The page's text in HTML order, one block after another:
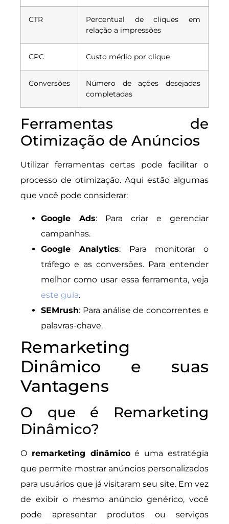
CTR
Percentual de cliques em
relação a impressões
CPC Custo médio por clique
Conversões
Número de ações desejadas
completadas
Ferramentas de
Otimização de Anúncios
Utilizar ferramentas certas pode facilitar o
processo de otimização. Aqui estão algumas
que você pode considerar:
Google Ads: Para criar e gerenciar
campanhas.
Google Analytics: Para monitorar o
tráfego e as conversões. Para entender
melhor como usar essa ferramenta, veja
este guia.
SEMrush: Para análise de concorrentes e
palavras-chave.
Remarketing
Dinâmico e suas
Vantagens
O que é Remarketing
Dinâmico?
O remarketing dinâmicoé uma estratégia
que permite mostrar anúncios personalizados
para usuários que já visitaram seu site. Em vez
de exibir o mesmo anúncio genérico, você
pode apresentar produtos ou serviços